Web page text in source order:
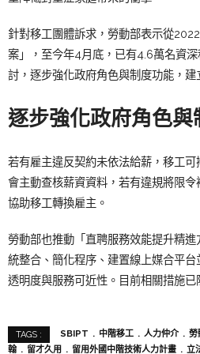
針對移工團體訴求，勞動部表示從
案」，至今年4月底，已有4.6萬名資
討，逐步強化政府角色與制度功能，建
逐步強化政府角色與
若有雇主違反契約未依法給薪，移工
會主動查核薪資資料，若有違規將限
協助移工轉換雇主。
勞動部也推動「直聘服務效能提升精
統整合、簡化程序、建置線上媒合平
透明度與服務可近性。目前相關措施已
TAGS : SBIPT 中階移工 人力仲介 勞
翰
留才久用 留用外國中階技術人力計畫 立